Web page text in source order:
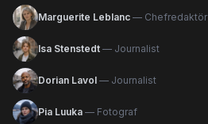
Marguerite Leblanc — Chefredaktör
Isa Stenstedt — Journalist
Dorian Lavol — Journalist
Pia Luuka — Fotograf